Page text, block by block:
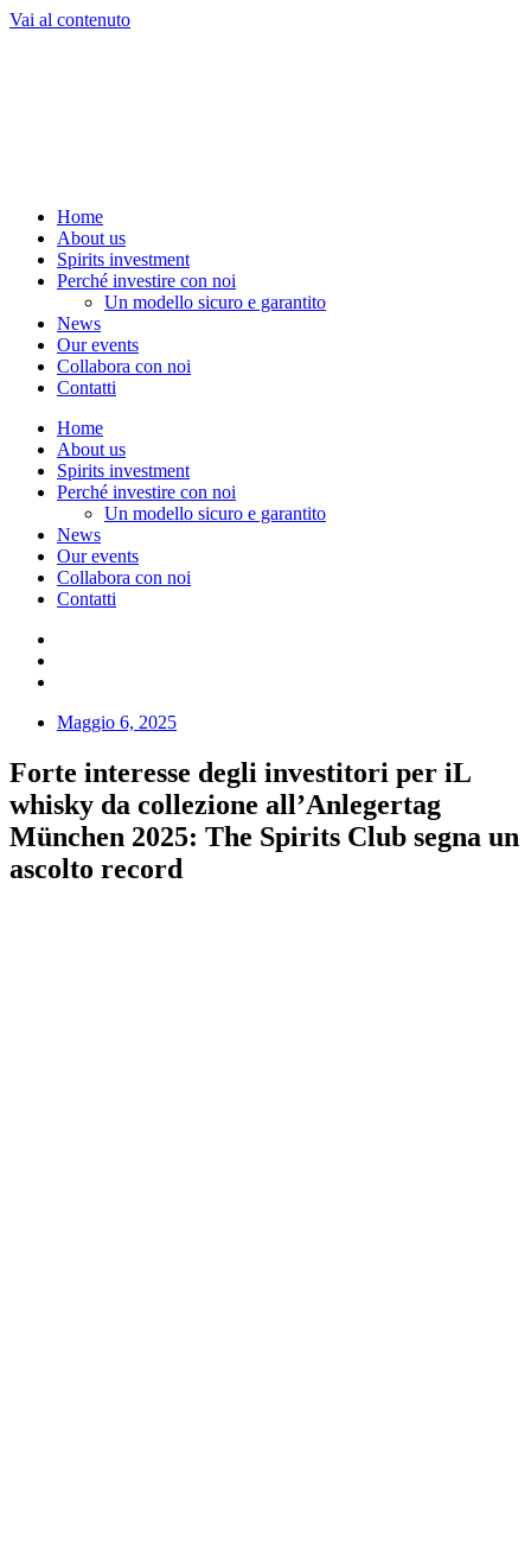
Vai al contenuto
Home
About us
Spirits investment
Perché investire con noi
Un modello sicuro e garantito
News
Our events
Collabora con noi
Contatti
Home
About us
Spirits investment
Perché investire con noi
Un modello sicuro e garantito
News
Our events
Collabora con noi
Contatti
Maggio 6, 2025
Forte interesse degli investitori per iL
whisky da collezione all’Anlegertag
München 2025: The Spirits Club segna un
ascolto record